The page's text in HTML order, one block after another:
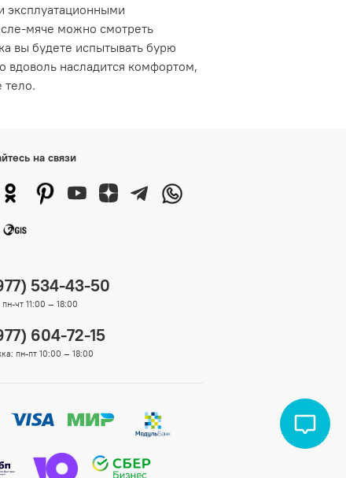
эксплуатационными
мяче можно смотреть
вы будете испытывать бурю
вдоволь насладится комфортом,
тело.
на связи
534-43-50
чт 11:00 — 18:00
604-72-15
пн-пт 10:00 — 18:00